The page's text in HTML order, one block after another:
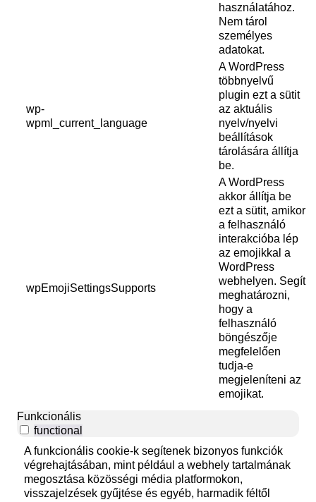
használatához.
Nem tárol
személyes
adatokat.
wp-
wpml_current_language
A WordPress
többnyelvű
plugin ezt a sütit
az aktuális
nyelv/nyelvi
beállítások
tárolására állítja
be.
wpEmojiSettingsSupports
A WordPress
akkor állítja be
ezt a sütit, amikor
a felhasználó
interakcióba lép
az emojikkal a
WordPress
webhelyen. Segít
meghatározni,
hogy a
felhasználó
böngészője
megfelelően
tudja-e
megjeleníteni az
emojikat.
Funkcionális
functional
A funkcionális cookie-k segítenek bizonyos funkciók
végrehajtásában, mint például a webhely tartalmának
megosztása közösségi média platformokon,
visszajelzések gyűjtése és egyéb, harmadik féltől